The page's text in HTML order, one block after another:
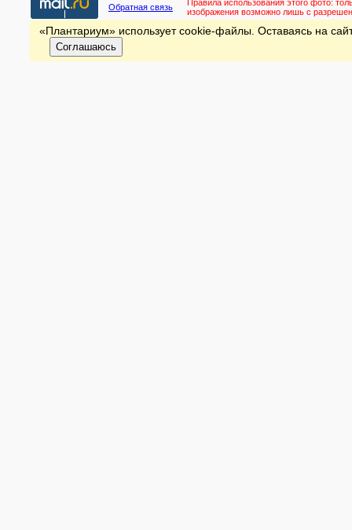
Обратная связь Правила использования этого фото:
изображения возможно лишь с
«Плантариум» использует cookie-файлы. Оставаясь на
Соглашаюсь